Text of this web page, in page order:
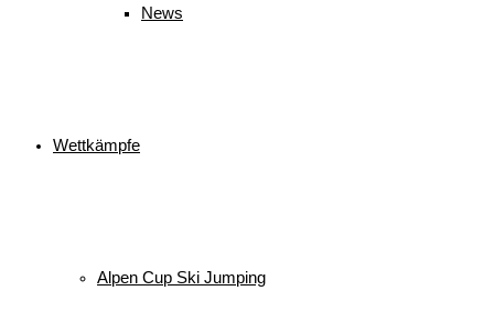
News
Wettkämpfe
Alpen Cup Ski Jumping